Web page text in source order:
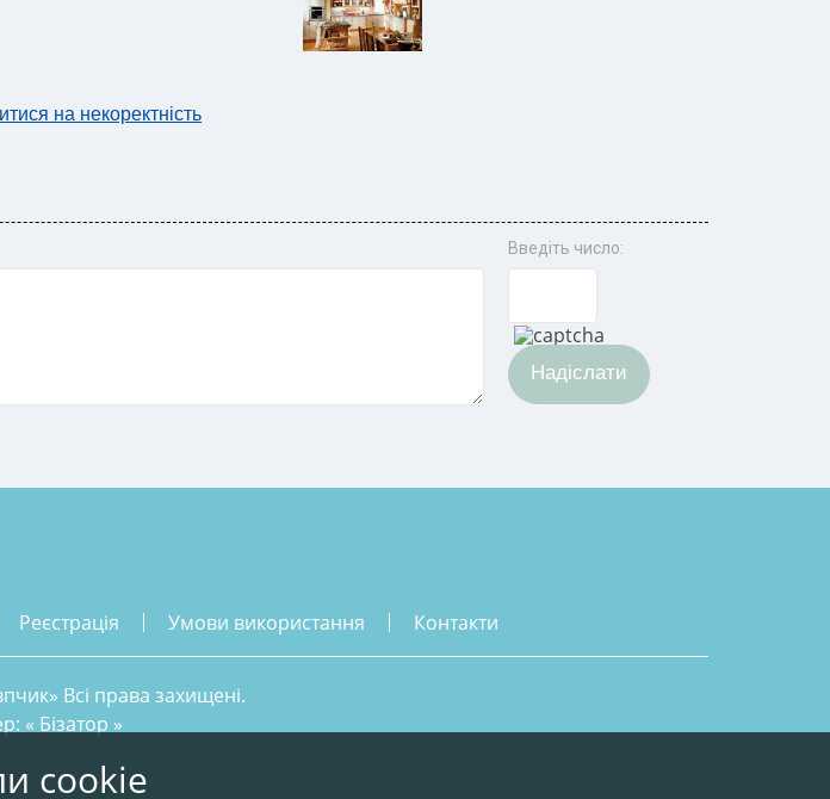
на некоректність
Введіть число:
Надіслати
реєстрація умови використання контакти
Всі права захищені.
« Бізатор »
cookie